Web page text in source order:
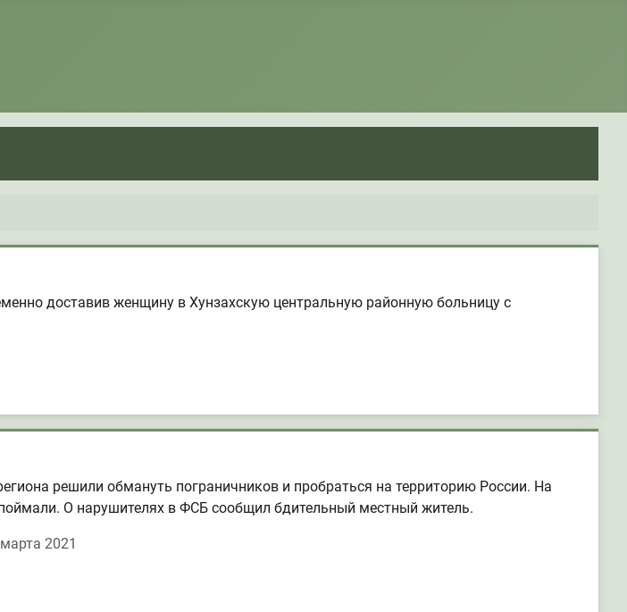
доставив женщину в Хунзахскую центральную районную больницу с
решили обмануть пограничников и пробраться на территорию России. На
О нарушителях в ФСБ сообщил бдительный местный житель.
2021